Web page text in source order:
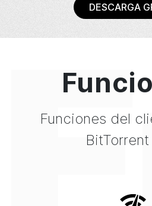
DESCARGA
Funciones del